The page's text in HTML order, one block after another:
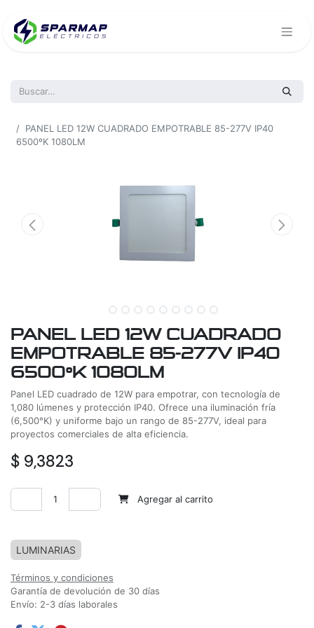
PANEL LED 12W CUADRADO EMPOTRABLE 85-277V IP40
6500ºK 1080LM
PANEL LED 12W CUADRADO
EMPOTRABLE 85-277V IP40
6500ºK 1080LM
Panel LED cuadrado de 12W para empotrar, con tecnología de
1,080 lúmenes y protección IP40. Ofrece una iluminación fría
(6,500°K) y uniforme bajo un rango de 85-277V, ideal para
proyectos comerciales de alta eficiencia.
$ 9,3823
Agregar al carrito
LUMINARIAS
Términos y condiciones
Garantía de devolución de 30 días
Envío: 2-3 días laborales